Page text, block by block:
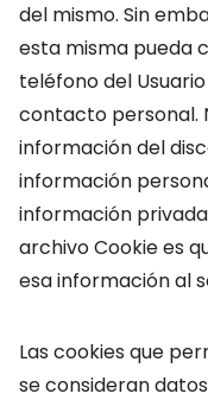
del mismo. Sin
esta misma pueda
teléfono del
contacto personal.
información del
información
información
archivo Cookie es
esa información al
Las cookies que
se consideran